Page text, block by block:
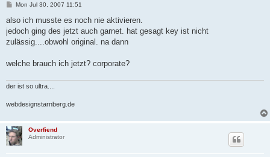
P
s
Mon Jul 30, 2007 11:51
also ich musste es noch nie aktivieren.
jedoch ging des jetzt auch garnet. hat gesagt key ist nicht
zulässig....obwohl original. na dann
welche brauch ich jetzt? corporate?
der ist so ultra....
webdesignstarnberg.de
Overfiend
Administrator